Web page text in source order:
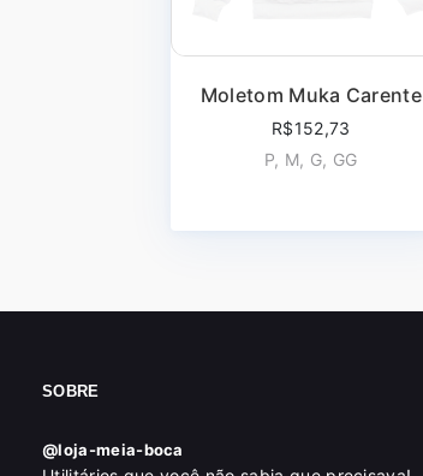
Moletom Muka Carente
R$152,73
P, M, G, GG
SOBRE
@loja-meia-boca